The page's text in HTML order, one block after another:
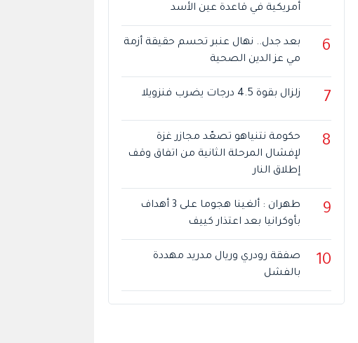
أمريكية في قاعدة عين الأسد
6
بعد جدل.. نهال عنبر تحسم حقيقة أزمة
مي عز الدين الصحية
7 زلزال بقوة 4.5 درجات يضرب فنزويلا
8
حكومة نتنياهو تصعّد مجازر غزة
لإفشال المرحلة الثانية من اتفاق وقف
إطلاق النار
9
طهران : ألغينا هجوما على 3 أهداف
بأوكرانيا بعد اعتذار كييف
10
صفقة رودري وريال مدريد مهددة
بالفشل